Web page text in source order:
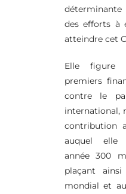
des efforts à
atteindre cet
Elle figure
premiers
contre le
international,
contribution
auquel elle
année 300
plaçant
mondial et